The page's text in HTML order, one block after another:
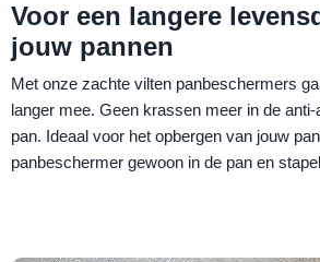
Voor een langere
jouw pannen
Met onze zachte vilten panbeschermers
langer mee. Geen krassen meer in de
pan. Ideaal voor het opbergen van jouw
panbeschermer gewoon in de pan en